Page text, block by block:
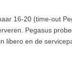
16-20 (time-out
Pegasus
libero en de